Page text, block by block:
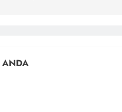
ANDA